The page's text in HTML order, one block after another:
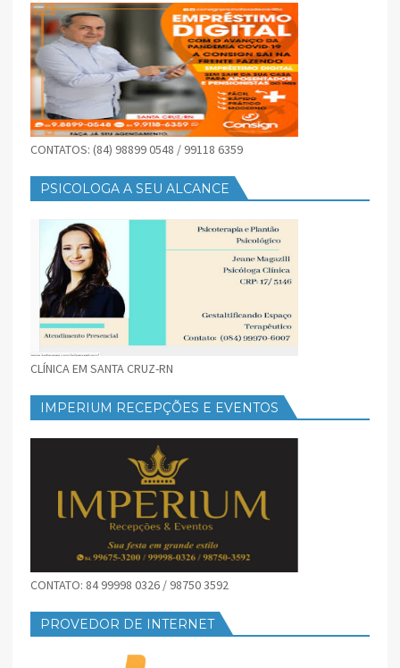
CONTATOS: (84) 98899 0548 / 99118 6359
PSICOLOGA A SEU ALCANCE
CLÍNICA EM SANTA CRUZ-RN
IMPERIUM RECEPÇÕES E EVENTOS
CONTATO: 84 99998 0326 / 98750 3592
PROVEDOR DE INTERNET